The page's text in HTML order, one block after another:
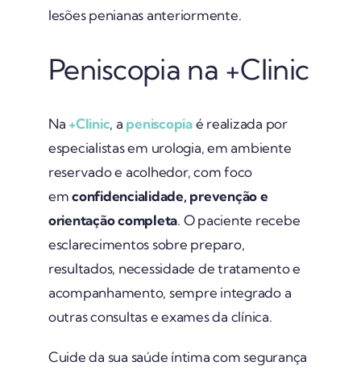
lesões penianas anteriormente.
Peniscopia na +Clinic
Na +Clinic, a peniscopiaé realizada por
especialistas em urologia, em ambiente
reservado e acolhedor, com foco
emconfidencialidade, prevenção e
orientação completa. O paciente recebe
esclarecimentos sobre preparo,
resultados, necessidade de tratamento e
acompanhamento, sempre integrado a
outras consultas e exames da clínica.
Cuide da sua saúde íntima com segurança